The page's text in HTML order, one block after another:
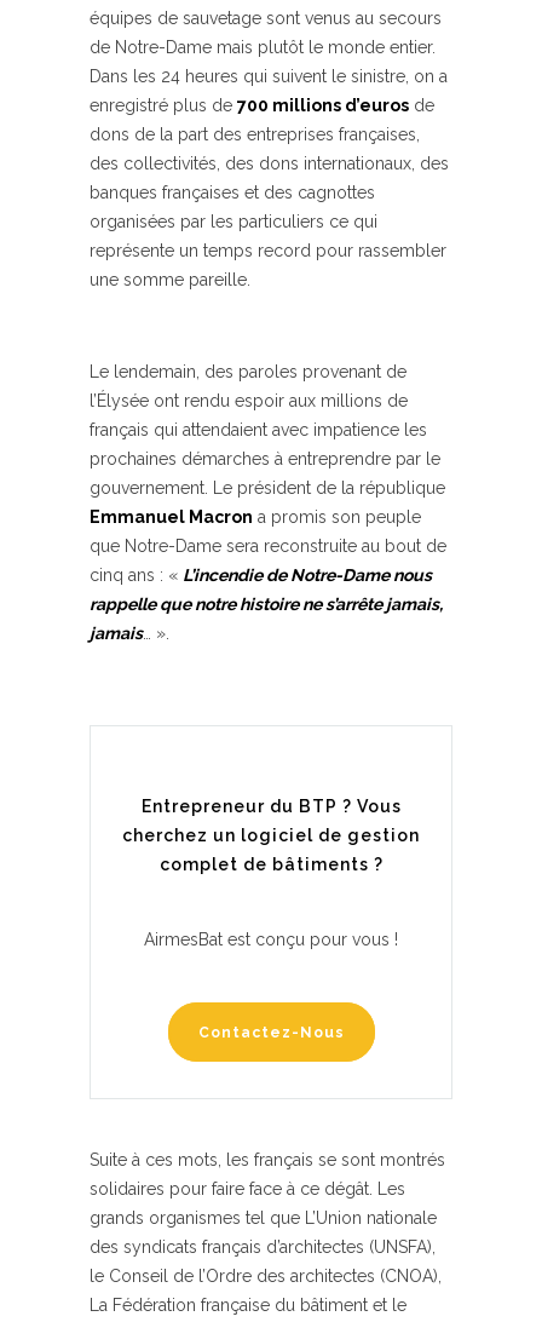
équipes de sauvetage sont venus au secours
de Notre-Dame mais plutôt le monde entier.
Dans les 24 heures qui suivent le sinistre, on a
enregistré plus de 700 millions d’euros de
dons de la part des entreprises françaises,
des collectivités, des dons internationaux, des
banques françaises et des cagnottes
organisées par les particuliers ce qui
représente un temps record pour rassembler
une somme pareille.
Le lendemain, des paroles provenant de
l’Élysée ont rendu espoir aux millions de
français qui attendaient avec impatience les
prochaines démarches à entreprendre par le
gouvernement. Le président de la république
Emmanuel Macron a promis son peuple
que Notre-Dame sera reconstruite au bout de
cinq ans : « L’incendie de Notre-Dame nous
rappelle que notre histoire ne s’arrête jamais,
jamais… ».
Entrepreneur du BTP ? Vous
cherchez un logiciel de gestion
complet de bâtiments ?
AirmesBat est conçu pour vous !
Contactez-Nous
Suite à ces mots, les français se sont montrés
solidaires pour faire face à ce dégât. Les
grands organismes tel que L’Union nationale
des syndicats français d’architectes (UNSFA),
le Conseil de l’Ordre des architectes (CNOA),
La Fédération française du bâtiment et le